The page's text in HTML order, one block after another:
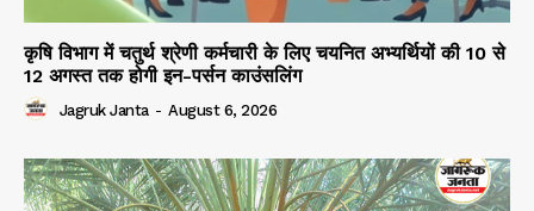
कृषि विभाग में चतुर्थ श्रेणी कर्मचारी के लिए चयनित अभ्यर्थियों की 10 से
12 अगस्त तक होगी इन-पर्सन काउंसलिंग
Jagruk Janta - August 6, 2026